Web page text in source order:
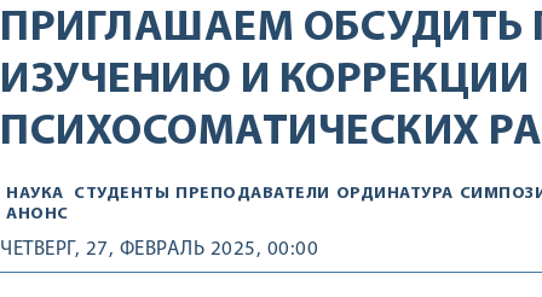
ПРИГЛАШАЕМ ОБСУДИТЬ
ИЗУЧЕНИЮ И КОРРЕКЦИИ
ПСИХОСОМАТИЧЕСКИХ
НАУКА СТУДЕНТЫ ПРЕПОДАВАТЕЛИ ОРДИНАТУРА
АНОНС
ЧЕТВЕРГ, 27, ФЕВРАЛЬ 2025, 00:00